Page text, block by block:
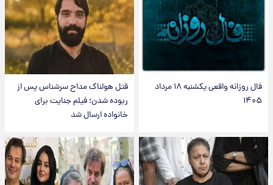
فال روزانه واقعی یکشنبه ۱۸ مرداد
۱۴۰۵
قتل هولناک مداح سرشناس پس از
ربوده شدن؛ فیلم جنایت برای
خانواده ارسال شد